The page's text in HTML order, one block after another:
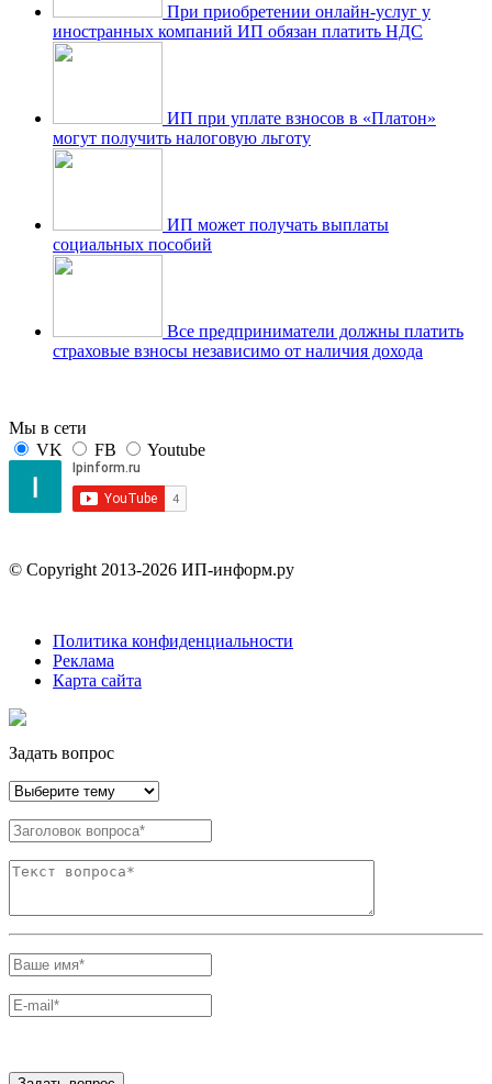
При приобретении онлайн-услуг у
иностранных компаний ИП обязан платить НДС
ИП при уплате взносов в «Платон»
могут получить налоговую льготу
ИП может получать выплаты
социальных пособий
Все предприниматели должны платить
страховые взносы независимо от наличия дохода
Мы в сети
VK
FB Youtube
© Copyright 2013-2026 ИП-информ.ру
Политика конфиденциальности
Реклама
Карта сайта
Задать вопрос